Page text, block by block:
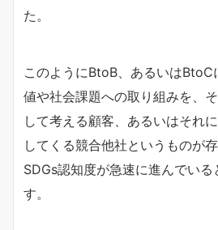
た。
このようにBtoB、あるいはBtoC
値や社会課題への取り組みを、
して考える顧客、あるいはそれ
してくる競合他社というものが
SDGs認知度が急速に進んでいる
す。